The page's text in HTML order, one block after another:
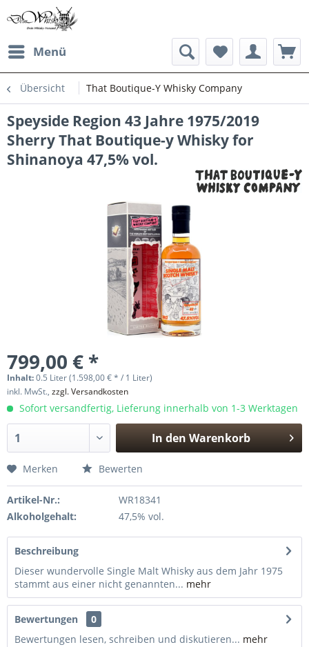
Menü
Übersicht That Boutique-Y Whisky Company
Speyside Region 43 Jahre 1975/2019
Sherry That Boutique-y Whisky for
Shinanoya 47,5% vol.
799,00 € *
Inhalt:0.5 Liter (1.598,00 € * / 1 Liter)
inkl. MwSt., zzgl. Versandkosten
Sofort versandfertig, Lieferung innerhalb von 1-3 Werktagen
In den Warenkorb
Merken Bewerten
Artikel-Nr.:
WR18341
Alkoholgehalt:
47,5% vol.
Beschreibung
Dieser wundervolle Single Malt Whisky aus dem Jahr 1975
stammt aus einer nicht genannten... mehr
Bewertungen
0
Bewertungen lesen, schreiben und diskutieren... mehr